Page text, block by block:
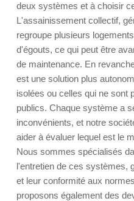
deux systèmes et à choisir
L'assainissement collectif,
regroupe plusieurs
d'égouts, ce qui peut être
de maintenance. En
est une solution plus
isolées ou celles qui ne sont
publics. Chaque système a
inconvénients, et notre
aider à évaluer lequel est le
Nous sommes spécialisés
l'entretien de ces systèmes,
et leur conformité aux
proposons également des